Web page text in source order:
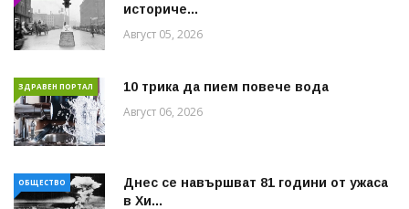
историче...
Август 05, 2026
ЗДРАВЕН ПОРТАЛ 10 трика да пием повече вода
Август 06, 2026
ОБЩЕСТВО
Днес се навършват 81 години от ужаса
в Хи...